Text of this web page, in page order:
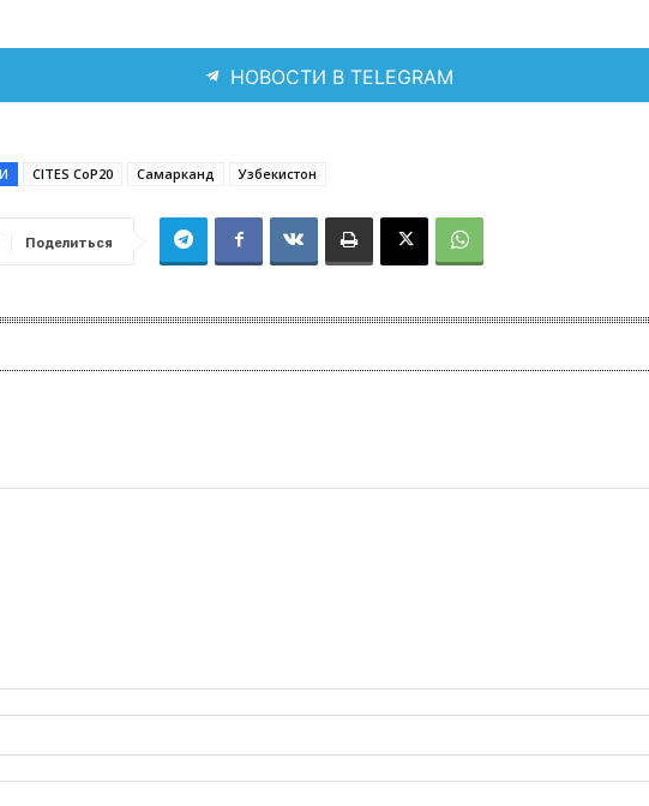
НОВОСТИ В TELEGRAM
CITES CoP20 Самарканд Узбекистон
Поделиться